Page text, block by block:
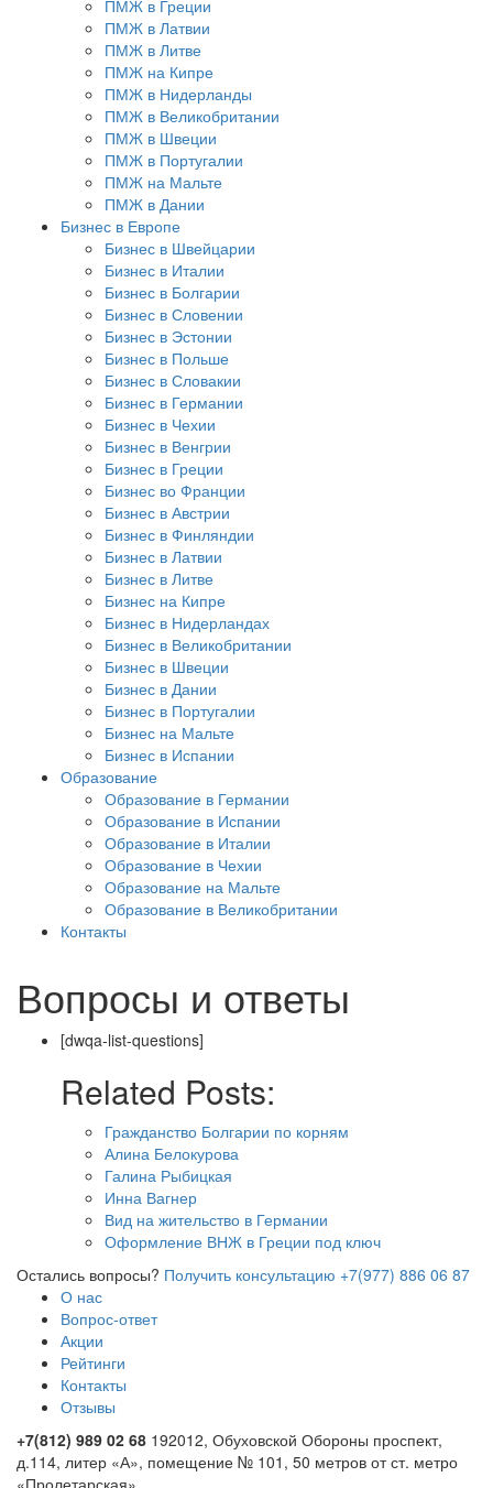
ПМЖ в Греции
ПМЖ в Латвии
ПМЖ в Литве
ПМЖ на Кипре
ПМЖ в Нидерланды
ПМЖ в Великобритании
ПМЖ в Швеции
ПМЖ в Португалии
ПМЖ на Мальте
ПМЖ в Дании
Бизнес в Европе
Бизнес в Швейцарии
Бизнес в Италии
Бизнес в Болгарии
Бизнес в Словении
Бизнес в Эстонии
Бизнес в Польше
Бизнес в Словакии
Бизнес в Германии
Бизнес в Чехии
Бизнес в Венгрии
Бизнес в Греции
Бизнес во Франции
Бизнес в Австрии
Бизнес в Финляндии
Бизнес в Латвии
Бизнес в Литве
Бизнес на Кипре
Бизнес в Нидерландах
Бизнес в Великобритании
Бизнес в Швеции
Бизнес в Дании
Бизнес в Португалии
Бизнес на Мальте
Бизнес в Испании
Образование
Образование в Германии
Образование в Испании
Образование в Италии
Образование в Чехии
Образование на Мальте
Образование в Великобритании
Контакты
Вопросы и ответы
[dwqa-list-questions]
Related Posts:
Гражданство Болгарии по корням
Алина Белокурова
Галина Рыбицкая
Инна Вагнер
Вид на жительство в Германии
Оформление ВНЖ в Греции под ключ
Остались вопросы? Получить консультацию +7(977) 886 06 87
О нас
Вопрос-ответ
Акции
Рейтинги
Контакты
Отзывы
+7(812) 989 02 68 192012, Обуховской Обороны проспект,
д.114, литер «А», помещение № 101, 50 метров от ст. метро
«Пролетарская»